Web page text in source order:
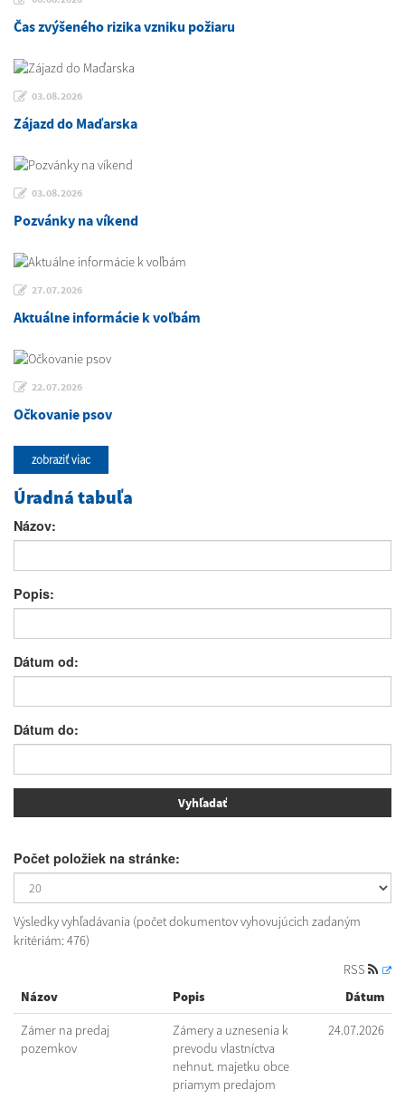
Čas zvýšeného rizika vzniku požiaru
03.08.2026
Zájazd do Maďarska
03.08.2026
Pozvánky na víkend
27.07.2026
Aktuálne informácie k voľbám
22.07.2026
Očkovanie psov
zobraziť viac
Úradná tabuľa
Názov:
Popis:
Dátum od:
Dátum do:
Počet položiek na stránke:
Výsledky vyhľadávania (počet dokumentov vyhovujúcich zadaným
kritériám: 476)
RSS
Názov
Popis Dátum
Zámer na predaj
pozemkov
Zámery a uznesenia k
prevodu vlastníctva
nehnut. majetku obce
priamym predajom
24.07.2026